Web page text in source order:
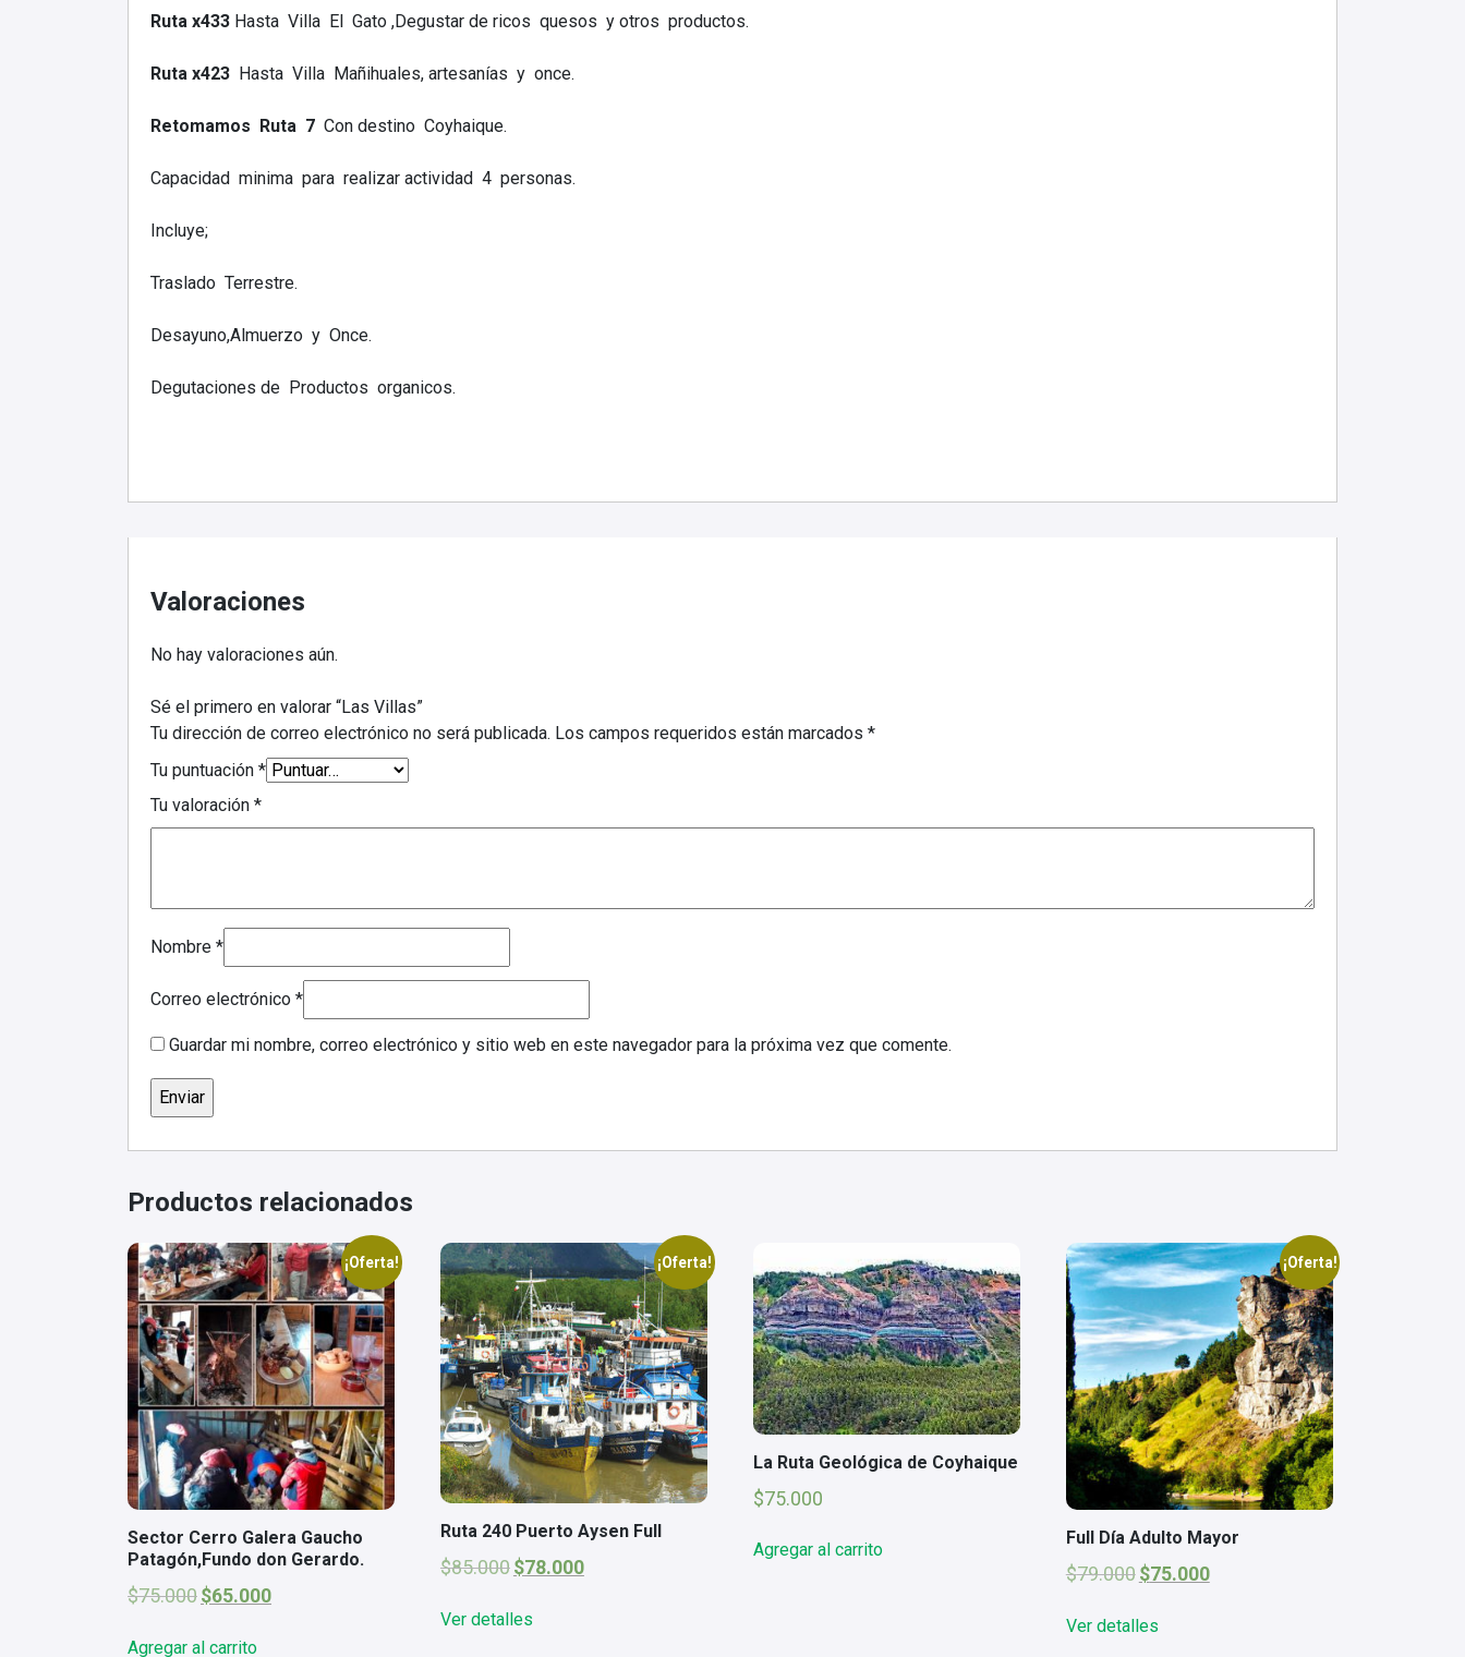
Ruta x433 Hasta Villa El Gato ,Degustar de ricos quesos y otros productos.
Ruta x423 Hasta Villa Mañihuales, artesanías y once.
Retomamos Ruta 7 Con destino Coyhaique.
Capacidad minima para realizar actividad 4 personas.
Incluye;
Traslado Terrestre.
Desayuno,Almuerzo y Once.
Degutaciones de Productos organicos.
Valoraciones
No hay valoraciones aún.
Sé el primero en valorar “Las Villas”
Tu dirección de correo electrónico no será publicada. Los campos requeridos están marcados *
Tu puntuación *
Tu valoración *
Nombre *
Correo electrónico *
Guardar mi nombre, correo electrónico y sitio web en este navegador para la próxima vez que comente.
Productos relacionados
¡Oferta!
Sector Cerro Galera Gaucho
Patagón,Fundo don Gerardo.
$75.000 El
$65.000El
Agregar al carrito
¡Oferta!
Ruta 240 Puerto Aysen Full
$85.000 El
era:
$78.000El
Ver detalles
La Ruta Geológica de Coyhaique
$75.000
Agregar al carrito
¡Oferta!
Full Día Adulto Mayor
$79.000 El
era:
$75.000El
Ver detalles